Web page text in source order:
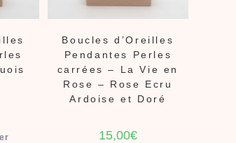
Boucles d’Oreilles
Pendantes Perles
carrées – La Vie en
Rose – Rose Ecru
Ardoise et Doré
15,00€